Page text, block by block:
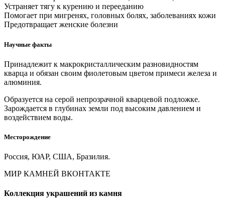
Устраняет тягу к курению и перееданию
Помогает при мигренях, головных болях, заболеваниях кожи
Предотвращает женские болезни
Научные факты
Принадлежит к макрокристаллическим разновидностям
кварца и обязан своим фиолетовым цветом примеси железа и
алюминия.
Образуется на серой непрозрачной кварцевой подложке.
Зарождается в глубинах земли под высоким давлением и
воздействием воды.
Месторождение
Россия, ЮАР, США, Бразилия.
МИР КАМНЕЙ ВКОНТАКТЕ
Коллекция украшений из камня